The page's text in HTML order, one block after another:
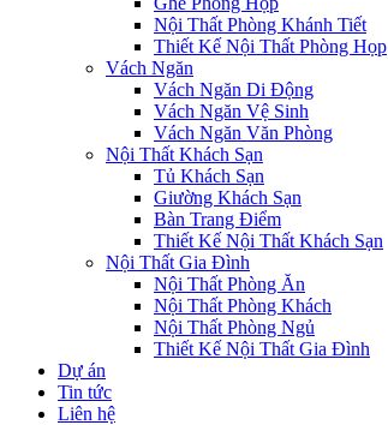
Nội Thất Phòng Khánh Tiết
Thiết Kế Nội Thất Phòng Họp
Vách Ngăn
Vách Ngăn Di Động
Vách Ngăn Vệ Sinh
Vách Ngăn Văn Phòng
Nội Thất Khách Sạn
Tủ Khách Sạn
Giường Khách Sạn
Bàn Trang Điểm
Thiết Kế Nội Thất Khách Sạn
Nội Thất Gia Đình
Nội Thất Phòng Ăn
Nội Thất Phòng Khách
Nội Thất Phòng Ngủ
Thiết Kế Nội Thất Gia Đình
Dự án
Tin tức
Liên hệ